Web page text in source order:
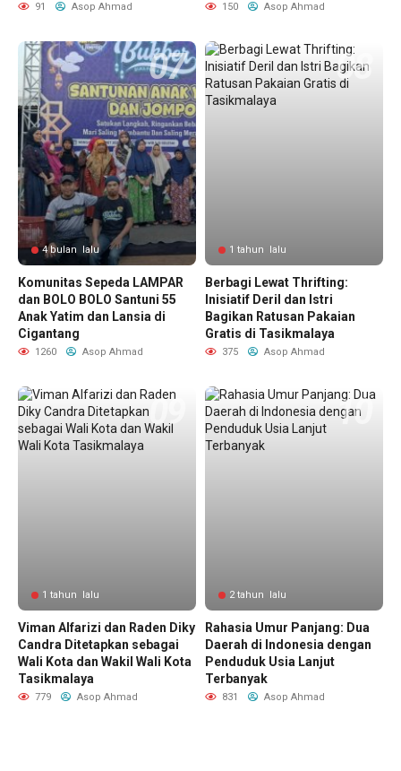
91 Asop Ahmad 150 Asop Ahmad
4 bulan lalu
Komunitas Sepeda LAMPAR
dan BOLO BOLO Santuni 55
Anak Yatim dan Lansia di
Cigantang
1260 Asop Ahmad
1 tahun lalu
Berbagi Lewat Thrifting:
Inisiatif Deril dan Istri
Bagikan Ratusan Pakaian
Gratis di Tasikmalaya
375 Asop Ahmad
1 tahun lalu
Viman Alfarizi dan Raden Diky
Candra Ditetapkan sebagai
Wali Kota dan Wakil Wali Kota
Tasikmalaya
779 Asop Ahmad
2 tahun lalu
Rahasia Umur Panjang: Dua
Daerah di Indonesia dengan
Penduduk Usia Lanjut
Terbanyak
831 Asop Ahmad